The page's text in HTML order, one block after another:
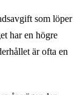
som löper
har en högre
är ofta en